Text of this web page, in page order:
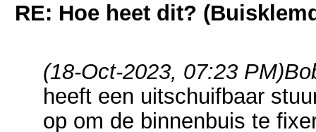
RE: Hoe heet dit?
(18-Oct-2023, 07:23 PM)
heeft een uitschuifbaar
op om de binnenbuis te